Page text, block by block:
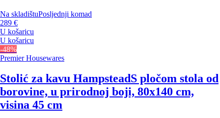
Na skladištuPosljednji komad
289 €
U košaricu
U košaricu
-48%
Premier Housewares
Stolić za kavu HampsteadS pločom stola od
borovine, u prirodnoj boji, 80x140 cm,
visina 45 cm